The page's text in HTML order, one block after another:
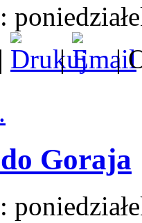
| |
|
Goraja